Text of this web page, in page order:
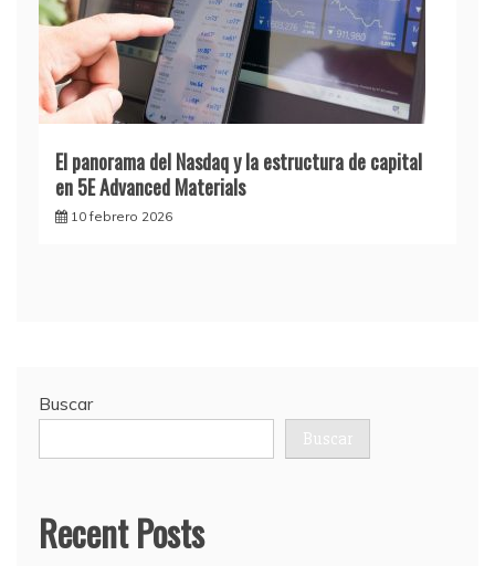
El panorama del Nasdaq y la estructura de capital
en 5E Advanced Materials
10 febrero 2026
Buscar
Buscar
Recent Posts